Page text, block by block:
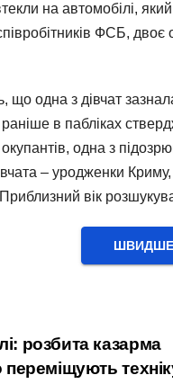
на автомобілі,
ФСБ,
що одна з дівчат
в пабліках
одна з
– уродженки
вік
ШВИДШЕ
розбита казарма
переміщують